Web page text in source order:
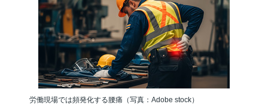
労働現場では頻発化する腰痛（写真：Adobe stock）